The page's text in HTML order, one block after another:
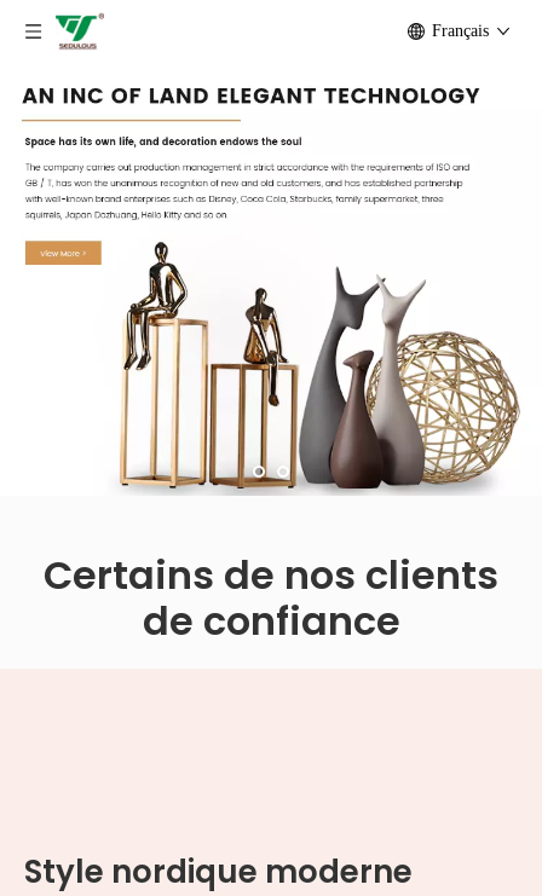
Français
Certains de nos clients
de confiance
Style nordique moderne